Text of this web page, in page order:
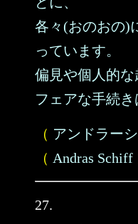
各々(おのおの)
っています。
偏見や個人的な
フェアな手続き
（ アンドラー
（ Andras Schiff
27.